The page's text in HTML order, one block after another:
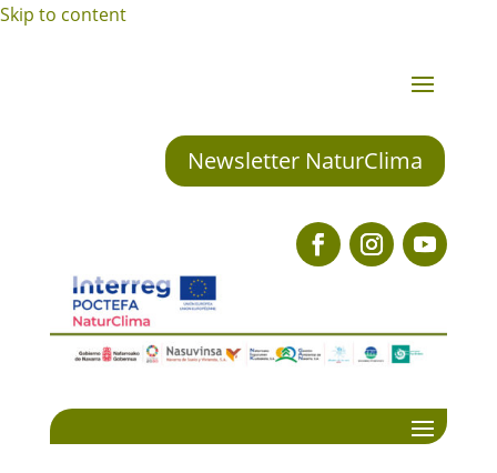
Skip to content
Newsletter NaturClima